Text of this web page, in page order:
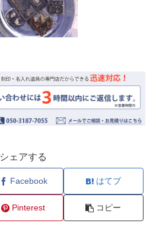
シェアする
Facebook はてブ
Pinterest コピー